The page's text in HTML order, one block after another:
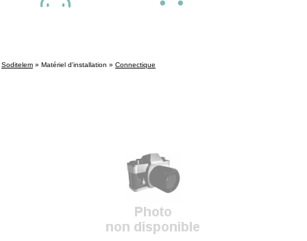
Soditelem » Matériel d'installation » Connectique